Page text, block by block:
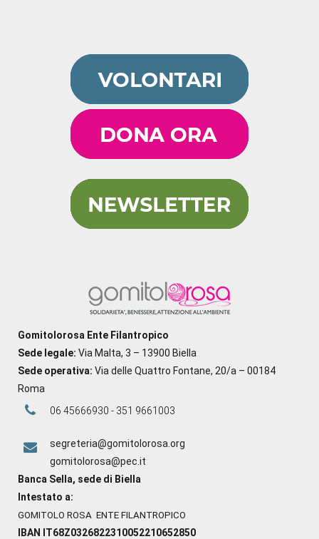
Gomitolorosa Ente Filantropico
Sede legale: Via Malta, 3 – 13900 Biella
Sede operativa: Via delle Quattro Fontane, 20/a – 00184
Roma
06 45666930 - 351 9661003
segreteria@gomitolorosa.org
gomitolorosa@pec.it
Banca Sella, sede di Biella
Intestato a:
GOMITOLO ROSA ENTE FILANTROPICO
IBAN IT68Z0326822310052210652850